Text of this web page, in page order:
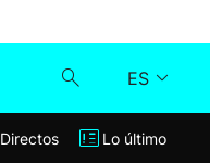
ES
Klisk
Directos Lo último